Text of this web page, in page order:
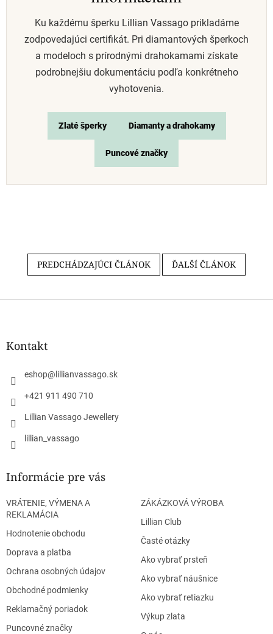
Ku každému šperku Lillian Vassago prikladáme
zodpovedajúci certifikát. Pri diamantových šperkoch
a modeloch s prírodnými drahokamami získate
podrobnejšiu dokumentáciu podľa konkrétneho
vyhotovenia.
Zlaté šperky Diamanty a drahokamy
Puncové značky
PREDCHÁDZAJÚCI ČLÁNOK ĎALŠÍ ČLÁNOK
Z
Kontakt
eshop@ lillianvassago.sk
+421 911 490 710
Lillian Vassago Jewellery
lillian_vassago
Informácie pre vás
VRÁTENIE, VÝMENA A
REKLAMÁCIA
Hodnotenie obchodu
Doprava a platba
Ochrana osobných údajov
Obchodné podmienky
Reklamačný poriadok
Puncovné značky
ZÁKÁZKOVÁ VÝROBA
Lillian Club
Časté otázky
Ako vybrať prsteň
Ako vybrať náušnice
Ako vybrať retiazku
Výkup zlata